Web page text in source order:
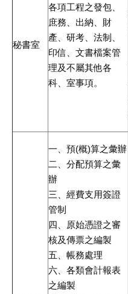
秘書室
各項工程之發包、
庶務、出納、財
產、研考、法制、
印信、文書檔案管
理及不屬其他各
科、室事項。
一、預(概)算之彙辦
二、分配預算之彙
辦
三、經費支用簽證
管制
四、原始憑證之審
核及傳票之編製
五、帳務處理
六、各類會計報表
之編製